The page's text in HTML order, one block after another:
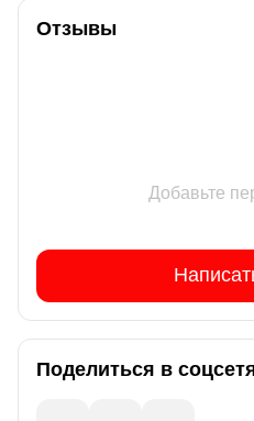
Отзывы
Добавьте
Поделиться в